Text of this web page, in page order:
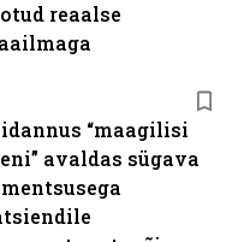
reaalse
“maagilisi
avaldas sügava